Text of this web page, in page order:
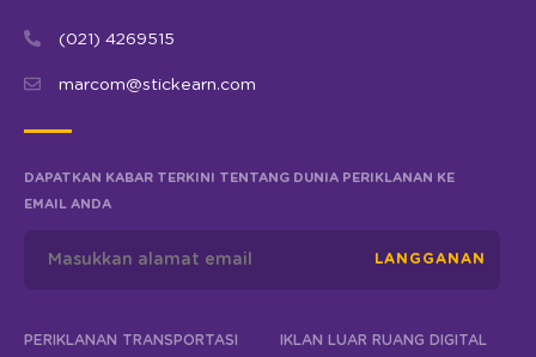
(021) 4269515
marcom@stickearn.com
DAPATKAN KABAR TERKINI TENTANG DUNIA PERIKLANAN KE
EMAIL ANDA
LANGGANAN
PERIKLANAN TRANSPORTASI IKLAN LUAR RUANG DIGITAL